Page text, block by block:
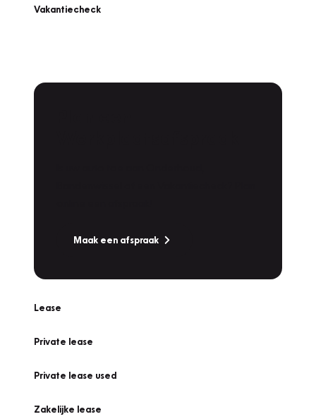
Vakantiecheck
Maak een afspraak
Lease
Private lease
Private lease used
Zakelijke lease